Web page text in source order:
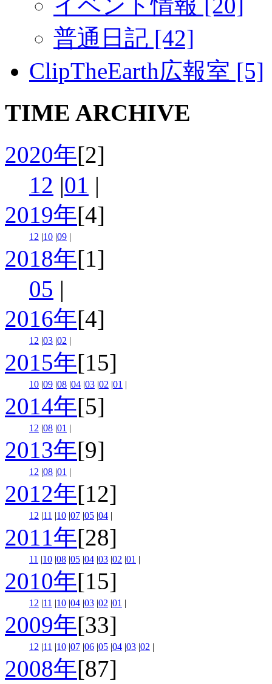
普通日記 [42]
ClipTheEarth広報室 [5]
TIME ARCHIVE
2020年[2]
12 |01 |
2019年[4]
12 |10 |09 |
2018年[1]
05 |
2016年[4]
12 |03 |02 |
2015年[15]
10 |09 |08 |04 |03 |02 |01 |
2014年[5]
12 |08 |01 |
2013年[9]
12 |08 |01 |
2012年[12]
12 |11 |10 |07 |05 |04 |
2011年[28]
11 |10 |08 |05 |04 |03 |02 |01 |
2010年[15]
12 |11 |10 |04 |03 |02 |01 |
2009年[33]
12 |11 |10 |07 |06 |05 |04 |03 |02 |
2008年[87]